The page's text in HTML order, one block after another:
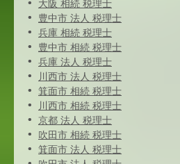
大阪 相続 税理士
豊中市 法人 税理士
兵庫 相続 税理士
豊中市 相続 税理士
兵庫 法人 税理士
川西市 法人 税理士
箕面市 相続 税理士
川西市 相続 税理士
京都 法人 税理士
吹田市 相続 税理士
箕面市 法人 税理士